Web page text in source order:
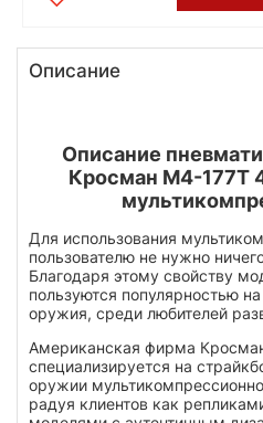
Описание
Описание
Кросман М4-177Т
Для использования
пользователю не нужно
Благодаря этому свойству
пользуются популярностью
оружия, среди любителей
Американская фирма
специализируется на
оружии
радуя клиентов как